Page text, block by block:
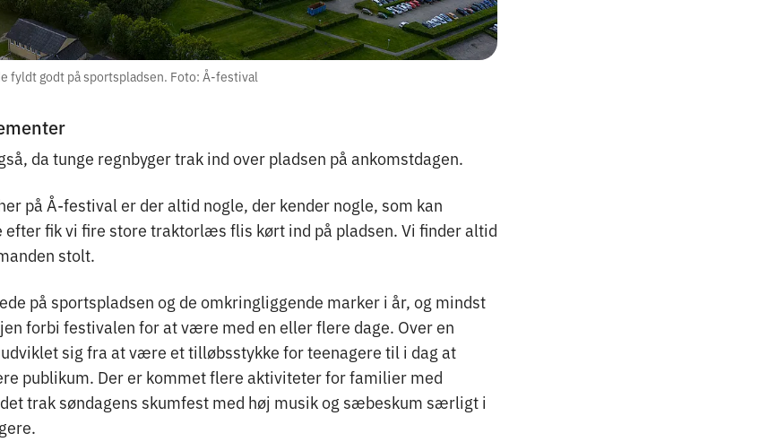
fyldt godt på sportspladsen. Foto: Å-festival
da tunge regnbyger trak ind over pladsen på ankomstdagen.
på Å-festival er der altid nogle, der kender nogle, som kan
fik vi fire store traktorlæs flis kørt ind på pladsen. Vi finder altid
stolt.
på sportspladsen og de omkringliggende marker i år, og mindst
forbi festivalen for at være med en eller flere dage. Over en
sig fra at være et tilløbsstykke for teenagere til i dag at
publikum. Der er kommet flere aktiviteter for familier med
trak søndagens skumfest med høj musik og sæbeskum særligt i